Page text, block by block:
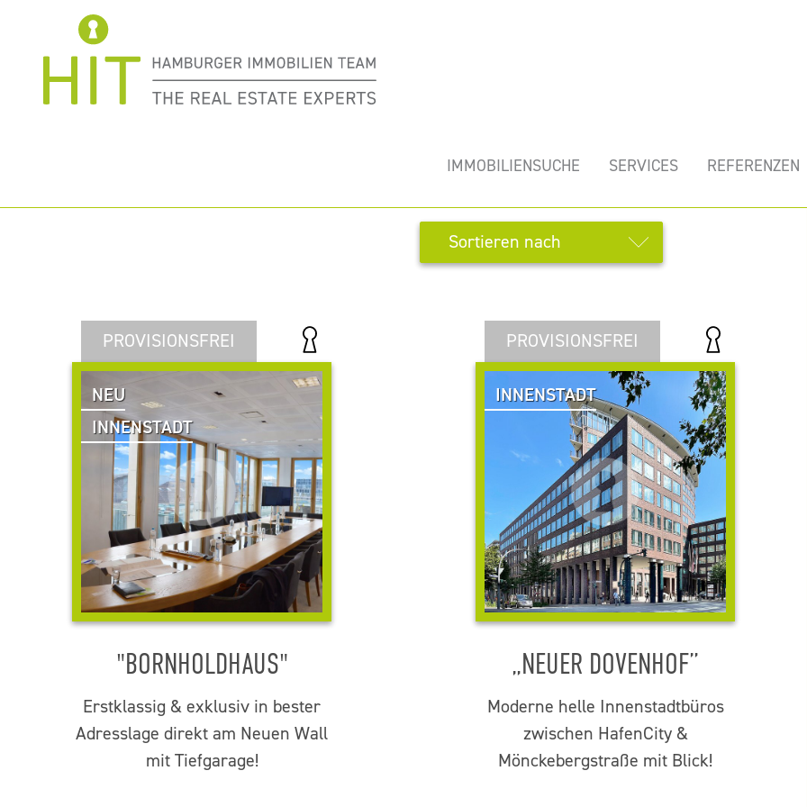
IMMOBILIENSUCHE SERVICES REFERENZEN
Alle Objekte zeigen
Sortieren nach
Preis absteigend
Gesamtfläche aufsteigend
Gesamtfläche absteigend
PROVISIONSFREI
NEU
INNENSTADT
"BORNHOLDHAUS"
Erstklassig & exklusiv in bester
Adresslage direkt am Neuen Wall
mit Tiefgarage!
PROVISIONSFREI
INNENSTADT
„NEUER DOVENHOF”
Moderne helle Innenstadtbüros
zwischen HafenCity &
Mönckebergstraße mit Blick!